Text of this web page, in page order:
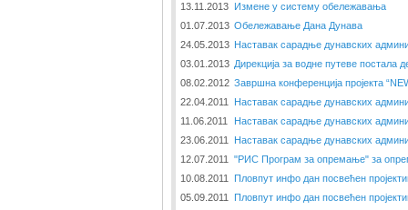
13.11.2013 Измене у систему обележавања
01.07.2013 Обележавање Дана Дунава
24.05.2013 Наставак сарадње дунавских
03.01.2013 Дирекција за водне путеве постала
08.02.2012 Завршна конференција пројекта
22.04.2011
Наставак сарадње дунавских
11.06.2011
Наставак сарадње дунавских
23.06.2011
Наставак сарадње дунавских
12.07.2011
"РИС Програм за опремање" за
10.08.2011
Пловпут инфо дан посвећен
05.09.2011
Пловпут инфо дан посвећен